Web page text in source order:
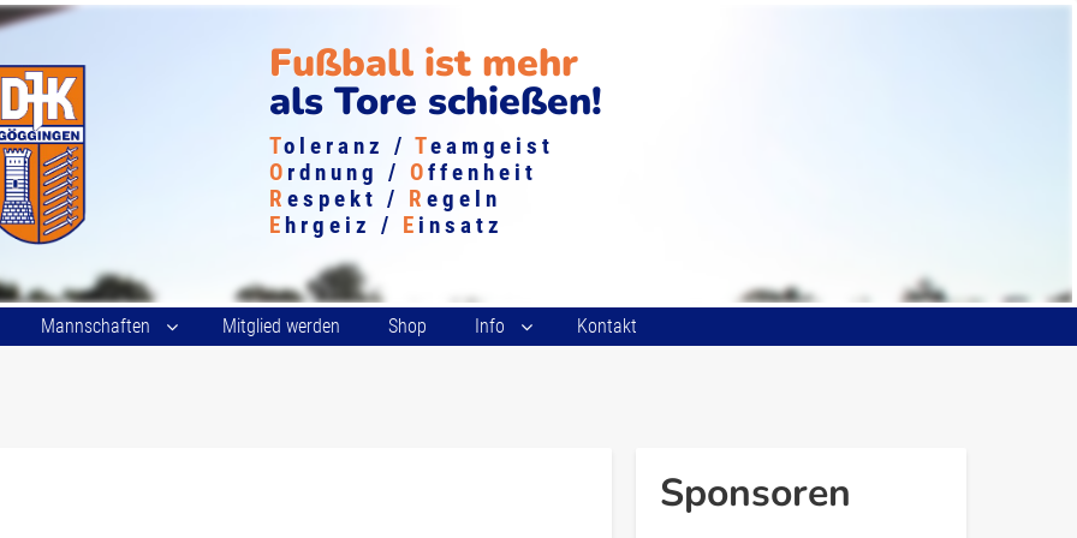
Fußball ist mehr
als Tore schießen!
Toleranz / Teamgeist
O rdnung / Offenheit
R espekt / R egeln
Ehrgeiz / E insatz
Mannschaften Mitglied werden Shop Info Kontakt
Sponsoren